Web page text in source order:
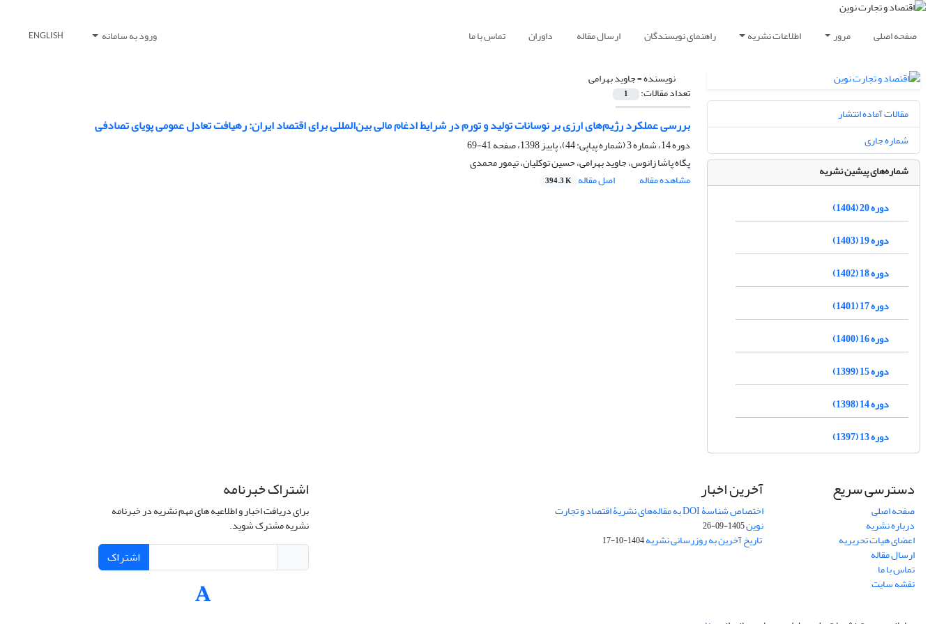
صفحه اصلی مرور اطلاعات نشریه راهنمای نویسندگان ارسال مقاله داوران تماس با ما ورود به سامانه ENGLISH
نویسنده =جاوید بهرامی
تعداد مقالات: 1
بررسی عملکرد رژیم‌های ارزی بر نوسانات تولید و تورم در شرایط ادغام مالی بین‌المللی برای اقتصاد ایران: رهیافت تعادل عمومی پویای تصادفی
دوره 14، شماره 3 (شماره پیاپی: 44)، پاییز 1398، صفحه
41-69
پگاه پاشا زانوس، جاوید بهرامی، حسین توکلیان، تیمور محمدی
مشاهده مقاله
اصل مقاله 394.3 K
مقالات آماده انتشار
شماره جاری
شماره‌های پیشین نشریه
دوره 20 (1404)
دوره 19 (1403)
دوره 18 (1402)
دوره 17 (1401)
دوره 16 (1400)
دوره 15 (1399)
دوره 14 (1398)
دوره 13 (1397)
دسترسی سریع
صفحه اصلی
درباره نشریه
اعضای هیات تحریریه
ارسال مقاله
تماس با ما
نقشه سایت
آخرین اخبار
اختصاص شناسۀ DOI به مقاله‌های نشریۀ اقتصاد و تجارت
نوین1405-09-26
تاریخ آخرین به روزرسانی نشریه1404-10-17
اشتراک خبرنامه
برای دریافت اخبار و اطلاعیه های مهم نشریه در خبرنامه
نشریه مشترک شوید.
اشتراک